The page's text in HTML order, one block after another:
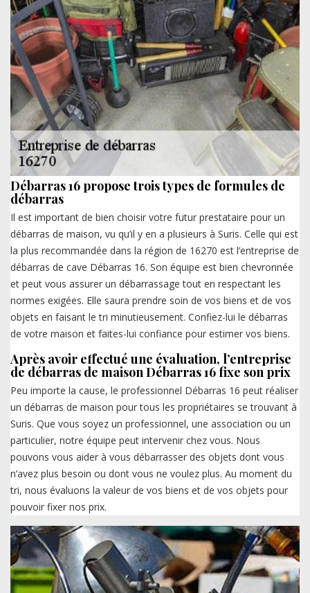
Débarras 16 propose trois types de formules de
débarras
Il est important de bien choisir votre futur prestataire pour un
débarras de maison, vu qu’il y en a plusieurs à Suris. Celle qui est
la plus recommandée dans la région de 16270 est l’entreprise de
débarras de cave Débarras 16. Son équipe est bien chevronnée
et peut vous assurer un débarrassage tout en respectant les
normes exigées. Elle saura prendre soin de vos biens et de vos
objets en faisant le tri minutieusement. Confiez-lui le débarras
de votre maison et faites-lui confiance pour estimer vos biens.
Après avoir effectué une évaluation, l’entreprise
de débarras de maison Débarras 16 fixe son prix
Peu importe la cause, le professionnel Débarras 16 peut réaliser
un débarras de maison pour tous les propriétaires se trouvant à
Suris. Que vous soyez un professionnel, une association ou un
particulier, notre équipe peut intervenir chez vous. Nous
pouvons vous aider à vous débarrasser des objets dont vous
n’avez plus besoin ou dont vous ne voulez plus. Au moment du
tri, nous évaluons la valeur de vos biens et de vos objets pour
pouvoir fixer nos prix.